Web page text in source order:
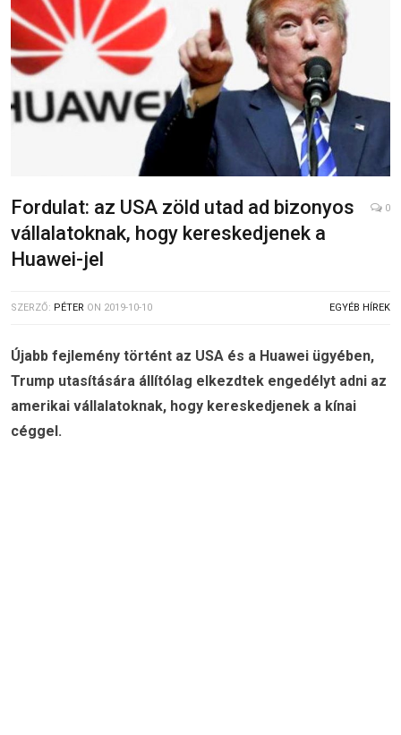
Fordulat: az USA zöld utad ad bizonyos
vállalatoknak, hogy kereskedjenek a
Huawei-jel
0
SZERZŐ: PÉTER ON 2019-10-10 EGYÉB HÍREK
Újabb fejlemény történt az USA és a Huawei ügyében,
Trump utasítására állítólag elkezdtek engedélyt adni az
amerikai vállalatoknak, hogy kereskedjenek a kínai
céggel.